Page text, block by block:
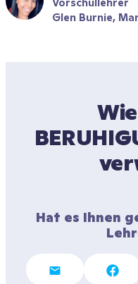
Glen Burnie,
Hat es Ihnen